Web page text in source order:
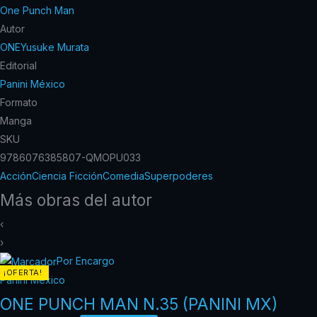
One Punch Man
Autor
ONEYusuke Murata
Editorial
Panini México
Formato
Manga
SKU
9786076385807-QMOPU033
AcciónCiencia FicciónComediaSuperpoderes
Más obras del autor
‹
›
¡OFERTA!
Por Encargo
Panini México
ONE PUNCH MAN N.35 (PANINI MX)